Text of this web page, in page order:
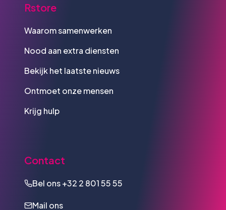
Rstore
Waarom samenwerken
Nood aan extra diensten
Bekijk het laatste nieuws
Ontmoet onze mensen
Krijg hulp
Contact
Bel ons+32 2 801 55 55
Mail ons